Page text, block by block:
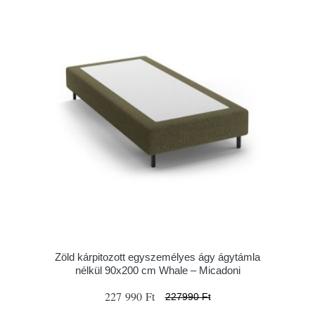
Zöld kárpitozott egyszemélyes ágy ágytámla
nélkül 90x200 cm Whale – Micadoni
227 990 Ft 227990 Ft